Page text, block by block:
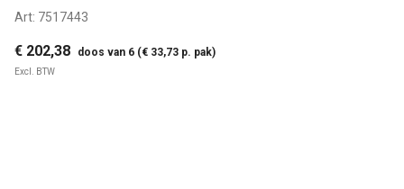
Art: 7517443
€ 202,38 doos van 6 (€ 33,73 p. pak)
Excl. BTW